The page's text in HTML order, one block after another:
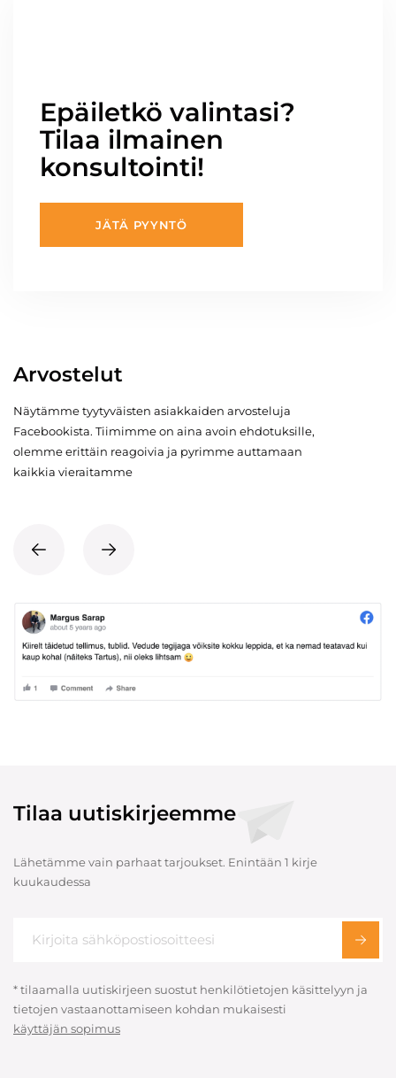
Epäiletkö valintasi?
Tilaa ilmainen
konsultointi!
JÄTÄ PYYNTÖ
Arvostelut
Näytämme tyytyväisten asiakkaiden arvosteluja
Facebookista. Tiimimme on aina avoin ehdotuksille,
olemme erittäin reagoivia ja pyrimme auttamaan
kaikkia vieraitamme
Tilaa uutiskirjeemme
Lähetämme vain parhaat tarjoukset. Enintään 1 kirje
kuukaudessa
* tilaamalla uutiskirjeen suostut henkilötietojen käsittelyyn ja
tietojen vastaanottamiseen kohdan mukaisesti
käyttäjän sopimus